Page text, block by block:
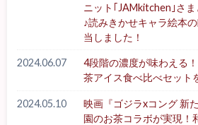
ニット｢JAMkitchen｣さ
♪読みきかせキャラ絵本
当しました！
2024.06.07
4段階の濃度が味わえる
茶アイス食べ比べセット
2024.05.10
映画『ゴジラxコング 新
園のお茶コラボが実現！